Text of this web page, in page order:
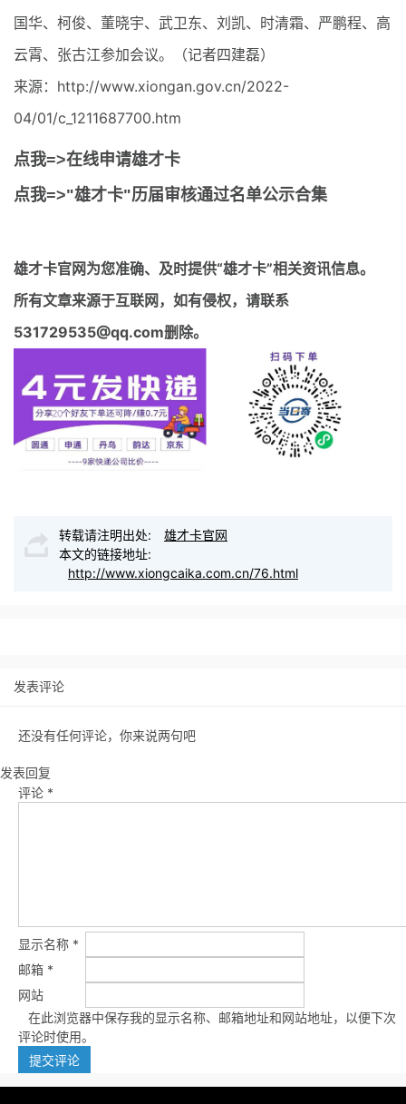
国华、柯俊、董晓宇、武卫东、刘凯、时清霜、严鹏程、高
云霄、张古江参加会议。（记者四建磊）
来源：http://www.xiongan.gov.cn/2022-
04/01/c_1211687700.htm
点我=>在线申请雄才卡
点我=>"雄才卡"历届审核通过名单公示合集
雄才卡官网为您准确、及时提供“雄才卡”相关资讯信息。
所有文章来源于互联网，如有侵权，请联系
531729535@qq.com删除。
转载请注明出处:
雄才卡官网
本文的链接地址:
http://www.xiongcaika.com.cn/76.html
发表评论
还没有任何评论，你来说两句吧
发表回复
评论 *
显示名称 *
邮箱 *
网站
在此浏览器中保存我的显示名称、邮箱地址和网站地址，以便下次
评论时使用。